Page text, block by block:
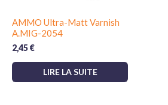
AMMO Ultra-Matt Varnish
A.MIG-2054
2,45€
LIRE LA SUITE